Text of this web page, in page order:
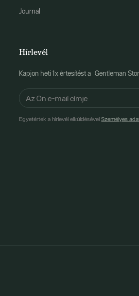
Journal
Hírlevél
Kapjon heti 1x értesítést a Gentleman
Egyetértek a hírlevél elküldésévelSzemélyes